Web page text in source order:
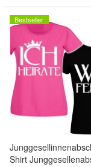
Bestseller
Shirt